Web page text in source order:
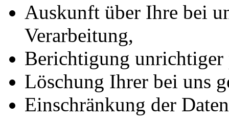
Auskunft über Ihre bei
Verarbeitung,
Berichtigung unrichtiger
Löschung Ihrer bei uns
Einschränkung der